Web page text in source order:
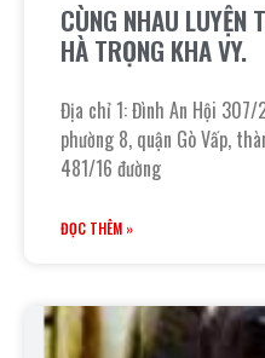
CÙNG NHAU LUYỆN
HÀ TRỌNG KHA VY.
Địa chỉ 1: Đình An Hội 307/
phường 8, quận Gò Vấp,
481/16 đường
ĐỌC THÊM »